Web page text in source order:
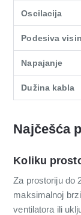
Oscilacija
Podesiva
Napajanje
Dužina kabla
Najčešća
Koliku
Za prostoriju do
maksimalnoj
ventilatora ili